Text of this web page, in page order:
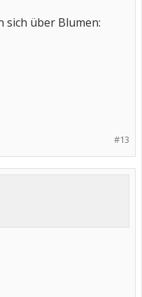
sich über Blumen:
#13